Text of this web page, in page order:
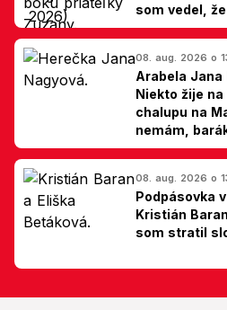
som vedel,
hovorí Milan
08. aug. 2026 o
Arabela Jana
Niekto žije
chalupu na
nemám,
Slovákom
08. aug. 2026 o
Podpásovka
Kristián
som stratil